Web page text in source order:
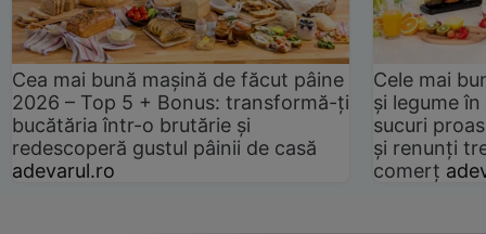
Cea mai bună mașină de făcut pâine
2026 – Top 5 + Bonus: transformă-ți
bucătăria într-o brutărie și
redescoperă gustul pâinii de casă
adevarul.ro
Cele mai
și legume
sucuri
și renunți
comerț